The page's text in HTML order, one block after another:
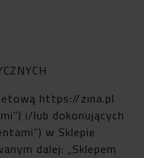
https://zina.pl
i/lub dokonujących
w Sklepie
dalej: „Sklepem